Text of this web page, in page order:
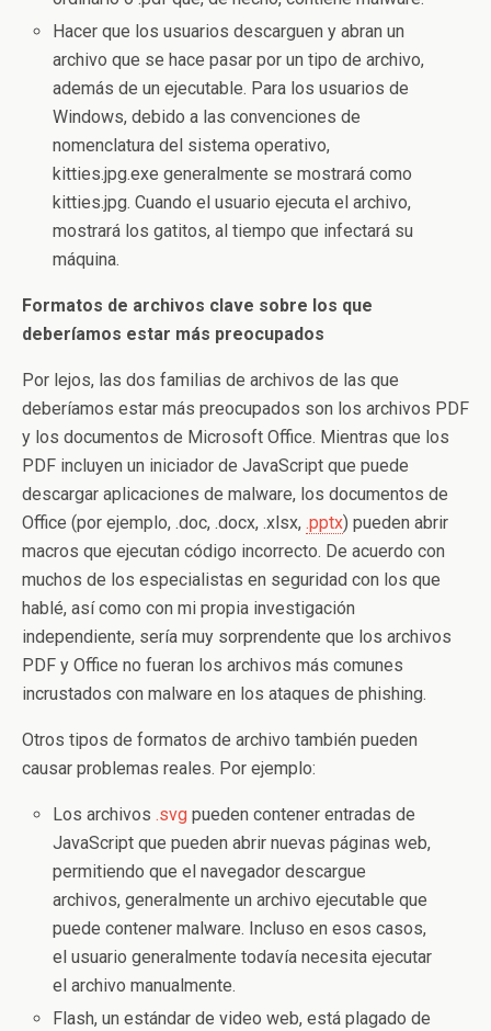
Hacer que los usuarios descarguen y abran un
archivo que se hace pasar por un tipo de archivo,
además de un ejecutable. Para los usuarios de
Windows, debido a las convenciones de
nomenclatura del sistema operativo,
kitties.jpg.exe generalmente se mostrará como
kitties.jpg. Cuando el usuario ejecuta el archivo,
mostrará los gatitos, al tiempo que infectará su
máquina.
Formatos de archivos clave sobre los que
deberíamos estar más preocupados
Por lejos, las dos familias de archivos de las que
deberíamos estar más preocupados son los archivos PDF
y los documentos de Microsoft Office. Mientras que los
PDF incluyen un iniciador de JavaScript que puede
descargar aplicaciones de malware, los documentos de
Office (por ejemplo, .doc, .docx, .xlsx, .pptx) pueden abrir
macros que ejecutan código incorrecto. De acuerdo con
muchos de los especialistas en seguridad con los que
hablé, así como con mi propia investigación
independiente, sería muy sorprendente que los archivos
PDF y Office no fueran los archivos más comunes
incrustados con malware en los ataques de phishing.
Otros tipos de formatos de archivo también pueden
causar problemas reales. Por ejemplo:
Los archivos.svg pueden contener entradas de
JavaScript que pueden abrir nuevas páginas web,
permitiendo que el navegador descargue
archivos, generalmente un archivo ejecutable que
puede contener malware. Incluso en esos casos,
el usuario generalmente todavía necesita ejecutar
el archivo manualmente.
Flash, un estándar de video web, está plagado de